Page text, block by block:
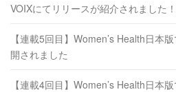
VOIXにてリリースが紹介されました！
【連載5回目】Women’s Health日本
開されました
【連載4回目】Women’s Health日本